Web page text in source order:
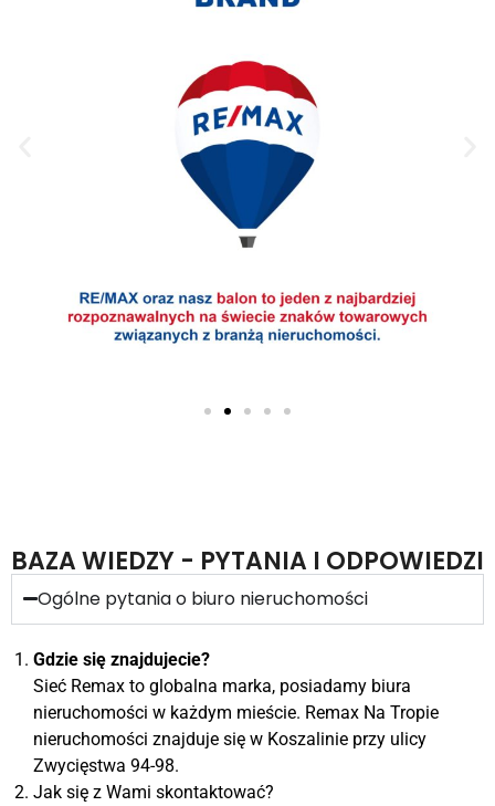
BAZA WIEDZY - PYTANIA I ODPOWIEDZI
Ogólne pytania o biuro nieruchomości
Gdzie się znajdujecie?
Sieć Remax to globalna marka, posiadamy biura
nieruchomości w każdym mieście. Remax Na Tropie
nieruchomości znajduje się w Koszalinie przy ulicy
Zwycięstwa 94-98.
Jak się z Wami skontaktować?